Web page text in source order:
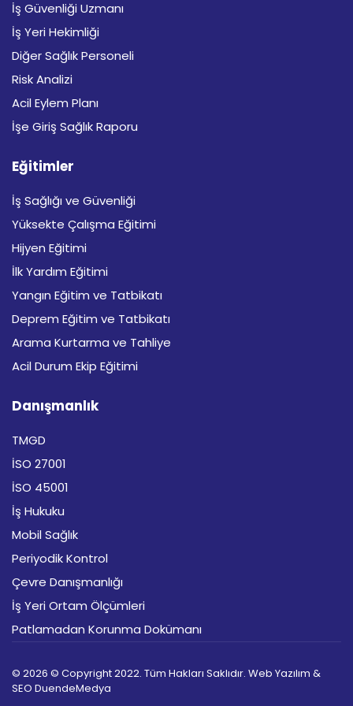
İş Güvenliği Uzmanı
İş Yeri Hekimliği
Diğer Sağlık Personeli
Risk Analizi
Acil Eylem Planı
İşe Giriş Sağlık Raporu
Eğitimler
İş Sağlığı ve Güvenliği
Yüksekte Çalışma Eğitimi
Hijyen Eğitimi
İlk Yardım Eğitimi
Yangın Eğitim ve Tatbikatı
Deprem Eğitim ve Tatbikatı
Arama Kurtarma ve Tahliye
Acil Durum Ekip Eğitimi
Danışmanlık
TMGD
İSO 27001
İSO 45001
İş Hukuku
Mobil Sağlık
Periyodik Kontrol
Çevre Danışmanlığı
İş Yeri Ortam Ölçümleri
Patlamadan Korunma Dokümanı
© 2026 © Copyright 2022. Tüm Hakları Saklıdır. Web Yazılım &
SEO DuendeMedya